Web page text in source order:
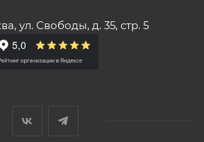
ул. Свободы, д. 35, стр. 5